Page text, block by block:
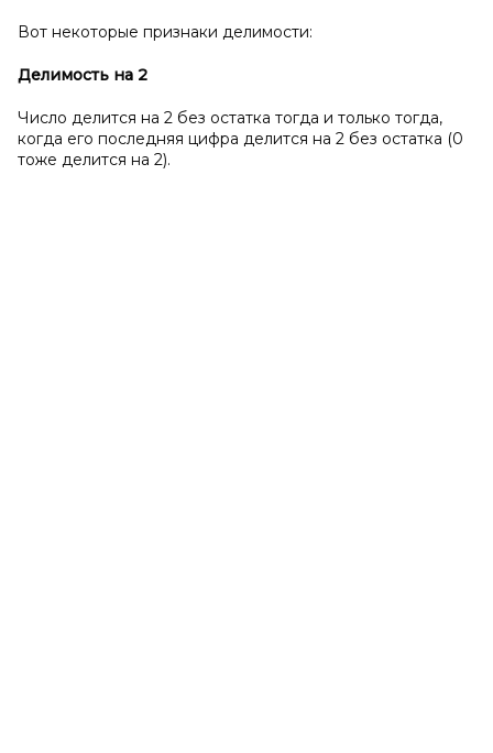
Вот некоторые признаки делимости:
Делимость на 2
Число делится на 2 без остатка тогда и только тогда,
когда его последняя цифра делится на 2 без остатка (0
тоже делится на 2).